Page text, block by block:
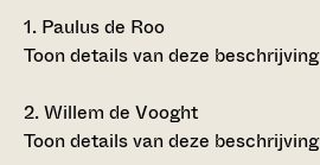
1. Paulus de Roo
Toon details van deze beschrijving
2.Willem de Vooght
Toon details van deze beschrijving